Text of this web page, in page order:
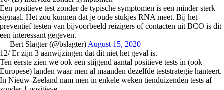
Een positieve test zonder de typische symptomen is een minder sterk
signaal. Het zou kunnen dat je oude stukjes RNA meet. Bij het
preventief testen van bijvoorbeeld reizigers of contacten uit BCO is dit
een interessant gegeven.
— Bert Slagter (@bslagter) August 15, 2020
12/ Er zijn 3 aanwijzingen dat dit niet het geval is.
Ten eerste zien we ook een stijgend aantal positieve tests in (ook
Europese) landen waar men al maanden dezelfde teststrategie hanteert.
In Nieuw-Zeeland nam men in enkele weken tienduizenden tests af